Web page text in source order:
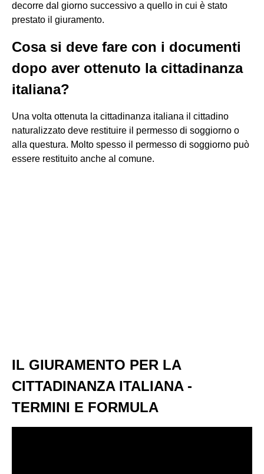
decorre dal giorno successivo a quello in cui è stato
prestato il giuramento.
Cosa si deve fare con i documenti
dopo aver ottenuto la cittadinanza
italiana?
Una volta ottenuta la cittadinanza italiana il cittadino
naturalizzato deve restituire il permesso di soggiorno o
alla questura. Molto spesso il permesso di soggiorno può
essere restituito anche al comune.
IL GIURAMENTO PER LA
CITTADINANZA ITALIANA -
TERMINI E FORMULA